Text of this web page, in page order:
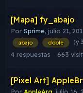
[Mapa] fy_abajo
Por Sprime, julio 21,
abajo doble (y
4 respuestas 663
[Pixel Art]
Por AppleArg, julio 16,